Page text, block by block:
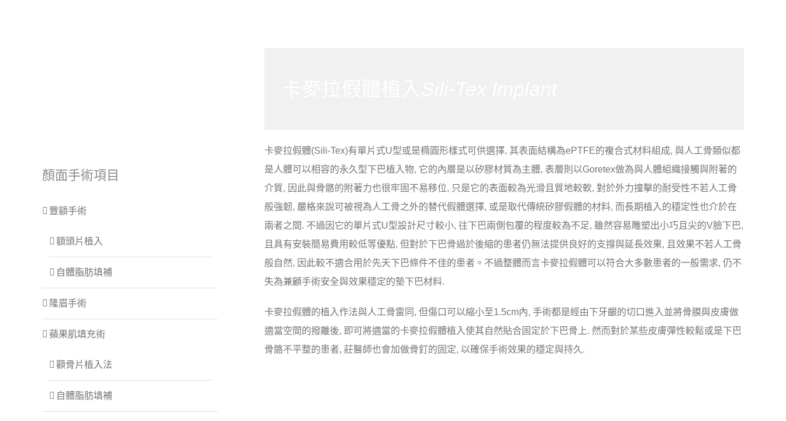
卡麥拉假體(Sili-Tex)有單片式U型或是橢圓形樣式可供選擇, 其表面結構為ePTFE的複合式材料組成, 與人工骨類似都
是人體可以相容的永久型下巴植入物, 它的內層是以矽膠材質為主體, 表層則以Goretex做為與人體組織接觸與附著的
介質, 因此與骨骼的附著力也很牢固不易移位, 只是它的表面較為光滑且質地較軟, 對於外力撞擊的耐受性不若人工骨
般強韌, 嚴格來說可被視為人工骨之外的替代假體選擇, 或是取代傳統矽膠假體的材料, 而長期植入的穩定性也介於在
兩者之間. 不過因它的單片式U型設計尺寸較小, 往下巴兩側包覆的程度較為不足, 雖然容易雕塑出小巧且尖的V臉下巴,
且具有安裝簡易費用較低等優點, 但對於下巴骨過於後縮的患者仍無法提供良好的支撐與延長效果, 且效果不若人工骨
般自然, 因此較不適合用於先天下巴條件不佳的患者。不過整體而言卡麥拉假體可以符合大多數患者的一般需求, 仍不
失為兼顧手術安全與效果穩定的墊下巴材料.
卡麥拉假體的植入作法與人工骨雷同, 但傷口可以縮小至1.5cm內, 手術都是經由下牙齦的切口進入並將骨膜與皮膚做
適當空間的撥離後, 即可將適當的卡麥拉假體植入使其自然貼合固定於下巴骨上. 然而對於某些皮膚彈性較鬆或是下巴
骨骼不平整的患者, 莊醫師也會加做骨釘的固定, 以確保手術效果的穩定與持久.
顏面手術項目
豐額手術
額頭片植入
自體脂肪填補
隆眉手術
蘋果肌填充術
顴骨片植入法
自體脂肪填補